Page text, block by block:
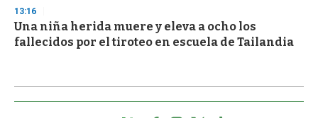
13:16
Una niña herida muere y eleva a ocho los
fallecidos por el tiroteo en escuela de Tailandia